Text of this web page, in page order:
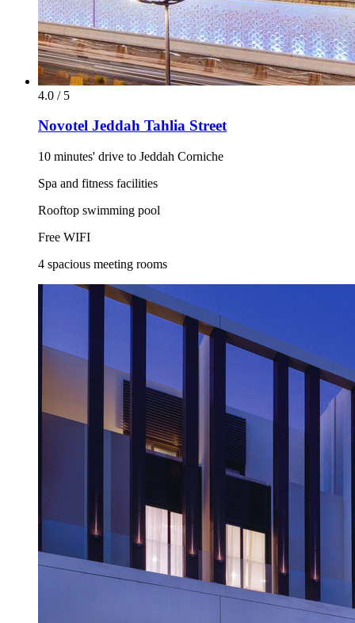
4.0 / 5
Novotel Jeddah Tahlia Street
10 minutes' drive to Jeddah Corniche
Spa and fitness facilities
Rooftop swimming pool
Free WIFI
4 spacious meeting rooms